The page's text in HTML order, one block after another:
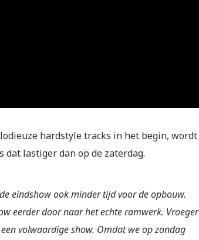
hardstyle tracks in het begin, wordt
dat lastiger dan op de zaterdag.
eindshow ook minder tijd voor de opbouw.
eerder door naar het echte ramwerk. Vroeger
volwaardige show. Omdat we op zondag